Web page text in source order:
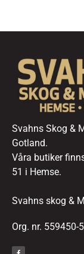
Svahns Skog &
Gotland.
Våra butiker
51 i Hemse.
Svahns skog &
Org. nr. 559450-